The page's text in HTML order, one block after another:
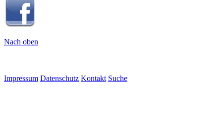
Nach oben
Impressum Datenschutz Kontakt Suche